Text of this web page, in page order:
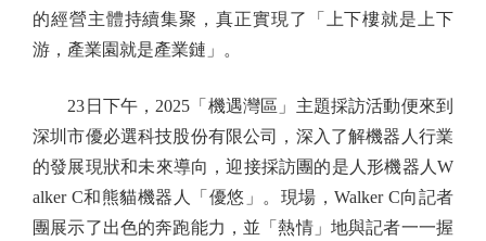
的經營主體持續集聚，真正實現了「上下樓就是上下
游，產業園就是產業鏈」。
23日下午，2025「機遇灣區」主題採訪活動便來到
深圳市優必選科技股份有限公司，深入了解機器人行業
的發展現狀和未來導向，迎接採訪團的是人形機器人W
alker C和熊貓機器人「優悠」。現場，Walker C向記者
團展示了出色的奔跑能力，並「熱情」地與記者一一握